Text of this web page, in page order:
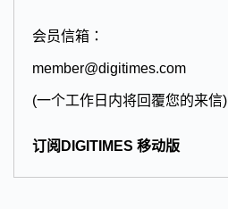
会员信箱：
member@digitimes.com
(一个工作日内将回覆您的来信)
订阅DIGITIMES 移动版